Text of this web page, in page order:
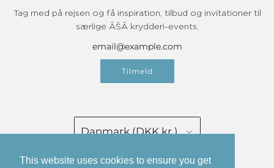
This website uses cookies to ensure you get
Tag med på rejsen og få inspiration, tilbud og invitationer til
særlige ĀŠĀ krydderi-events.
Tilmeld
Danmark (DKK kr.)
Dansk